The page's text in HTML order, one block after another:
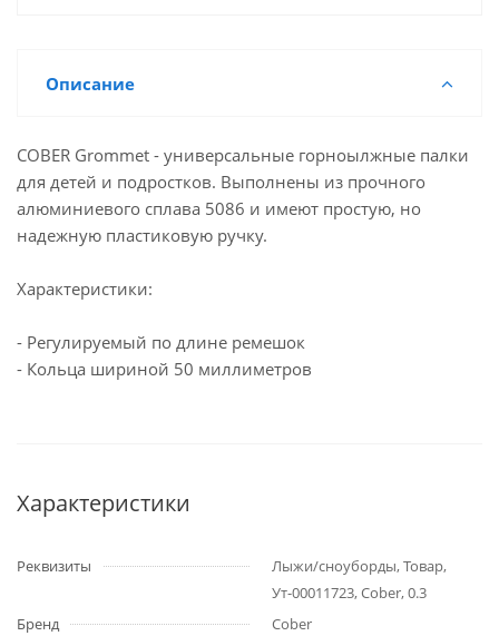
Описание
COBER Grommet - универсальные горноылжные палки
для детей и подростков. Выполнены из прочного
алюминиевого сплава 5086 и имеют простую, но
надежную пластиковую ручку.
Характеристики:
- Регулируемый по длине ремешок
- Кольца шириной 50 миллиметров
Характеристики
Реквизиты
Лыжи/сноуборды, Товар,
Ут-00011723, Cober, 0.3
Бренд
Cober